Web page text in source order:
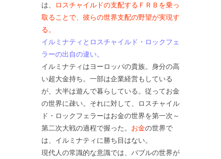
は、
ロスチャイルドの支配するＦＲＢを乗っ
取ることで、彼らの世界支配の野望が実現す
る。
イルミナティとロスチャイルド・ロックフェ
ラーの出自の違い。
イルミナティはヨーロッパの貴族。身分の高
い超大金持ち。一部は企業経営もしている
が、大半は遊んで暮らしている。従ってお金
の世界に疎い。それに対して、ロスチャイル
ド・ロックフェラーはお金の世界を第一次～
第二次大戦の過程で握った。 お金の世界で
は、イルミナティに勝ち目はない。
現代人の常識的な意識では、バブルの世界が